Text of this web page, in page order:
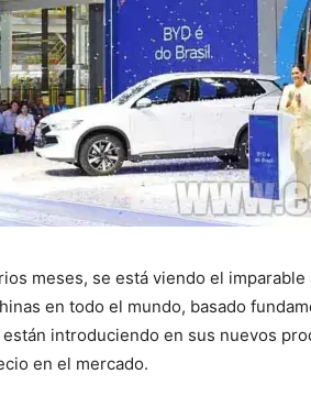
meses, se está viendo el
en todo el mundo, basado
introduciendo en sus nuevos
en el mercado.